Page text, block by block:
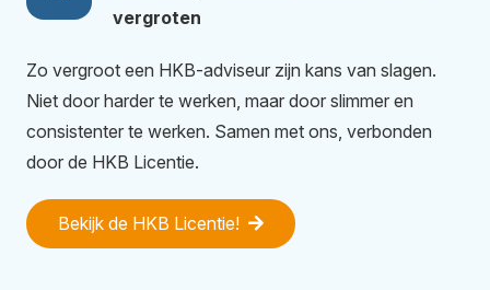
vergroten
Zo vergroot een HKB-adviseur zijn kans van slagen.
Niet door harder te werken, maar door slimmer en
consistenter te werken. Samen met ons, verbonden
door de HKB Licentie.
Bekijk de HKB Licentie!